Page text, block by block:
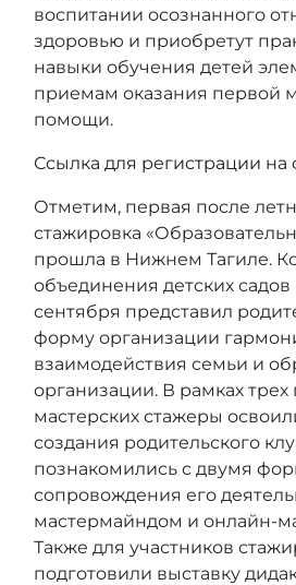
воспитании осознанного
здоровью и приобретут
навыки обучения детей
приемам оказания первой
помощи.
Ссылка для регистрации на
Отметим, первая после
стажировка
прошла в Нижнем Тагиле.
объединения детских
сентября представил
форму организации
взаимодействия семьи и
организации. В рамках трех
мастерских стажеры
создания родительского
познакомились с двумя
сопровождения его
мастермайндом и онлайн-
Также для участников
подготовили выставку